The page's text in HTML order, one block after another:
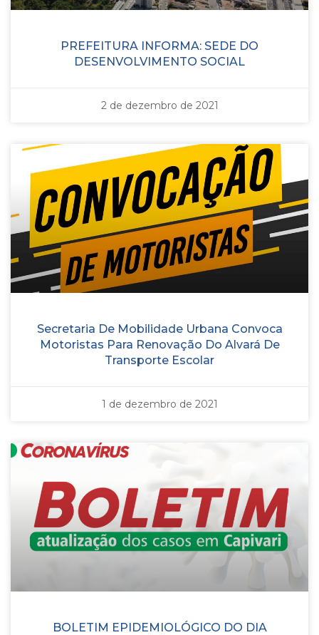
PREFEITURA INFORMA: SEDE DO
DESENVOLVIMENTO SOCIAL
2 de dezembro de 2021
Secretaria De Mobilidade Urbana Convoca
Motoristas Para Renovação Do Alvará De
Transporte Escolar
1 de dezembro de 2021
BOLETIM EPIDEMIOLÓGICO DO DIA